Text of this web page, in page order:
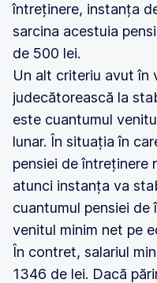
întreținere, instanța
sarcina acestuia
de 500 lei.
Un alt criteriu avut în
judecătorească la
este cuantumul
lunar. În situația în
pensiei de întreținere
atunci instanța va
cuantumul pensiei
venitul minim net pe
În contret, salariul
1346 de lei. Dacă